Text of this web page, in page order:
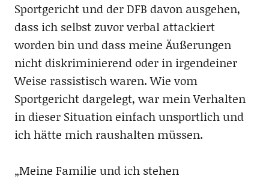
Sportgericht und der DFB davon ausgehen,
dass ich selbst zuvor verbal attackiert
worden bin und dass meine Äußerungen
nicht diskriminierend oder in irgendeiner
Weise rassistisch waren. Wie vom
Sportgericht dargelegt, war mein Verhalten
in dieser Situation einfach unsportlich und
ich hätte mich raushalten müssen.
„Meine Familie und ich stehen